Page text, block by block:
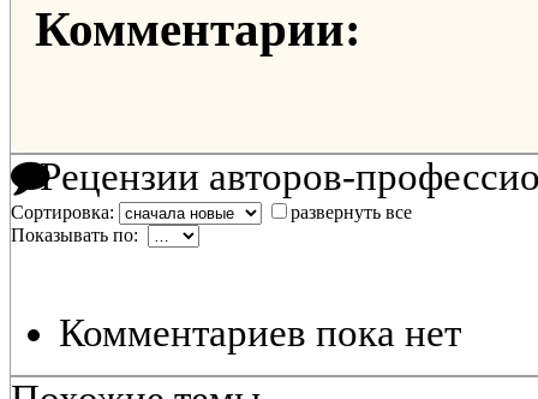
Комментарии:
Рецензии авторов-
Сортировка:
развернуть все
Показывать по:
Комментариев пока нет